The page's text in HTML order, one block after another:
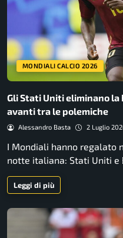
MONDIALI CALCIO 2026
Gli Stati Uniti eliminano la
avanti tra le polemiche
Alessandro Basta 2 Luglio
I Mondiali hanno regalato
notte italiana: Stati Uniti e
Leggi di più